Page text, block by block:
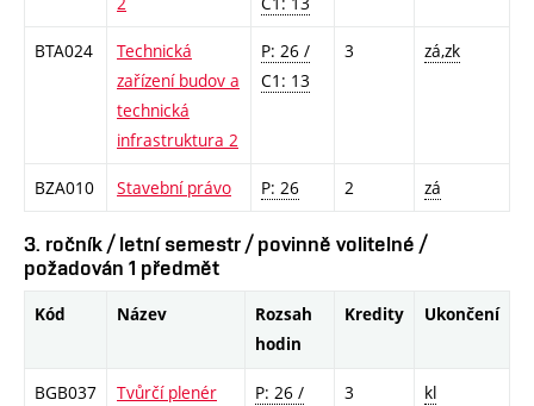
BTA024
Technická
zařízení budov a
technická
infrastruktura 2
P: 26 /
C1: 13
3 zá,zk
BZA010 Stavební právo P: 26 2 zá
3. ročník / letní semestr / povinně volitelné /
požadován 1 předmět
Kód Název
Rozsah
hodin
Kredity Ukončení
BGB037 Tvůrčí plenér P: 26 / 3 kl